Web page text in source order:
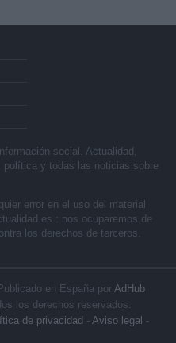
social. Actualidad,
y todas las noticias sobre
error en el uso del material
: nos ocuparemos de
los derechos de terceros.
en España por AdHub
los derechos reservados.
de privacidad - Aviso legal -